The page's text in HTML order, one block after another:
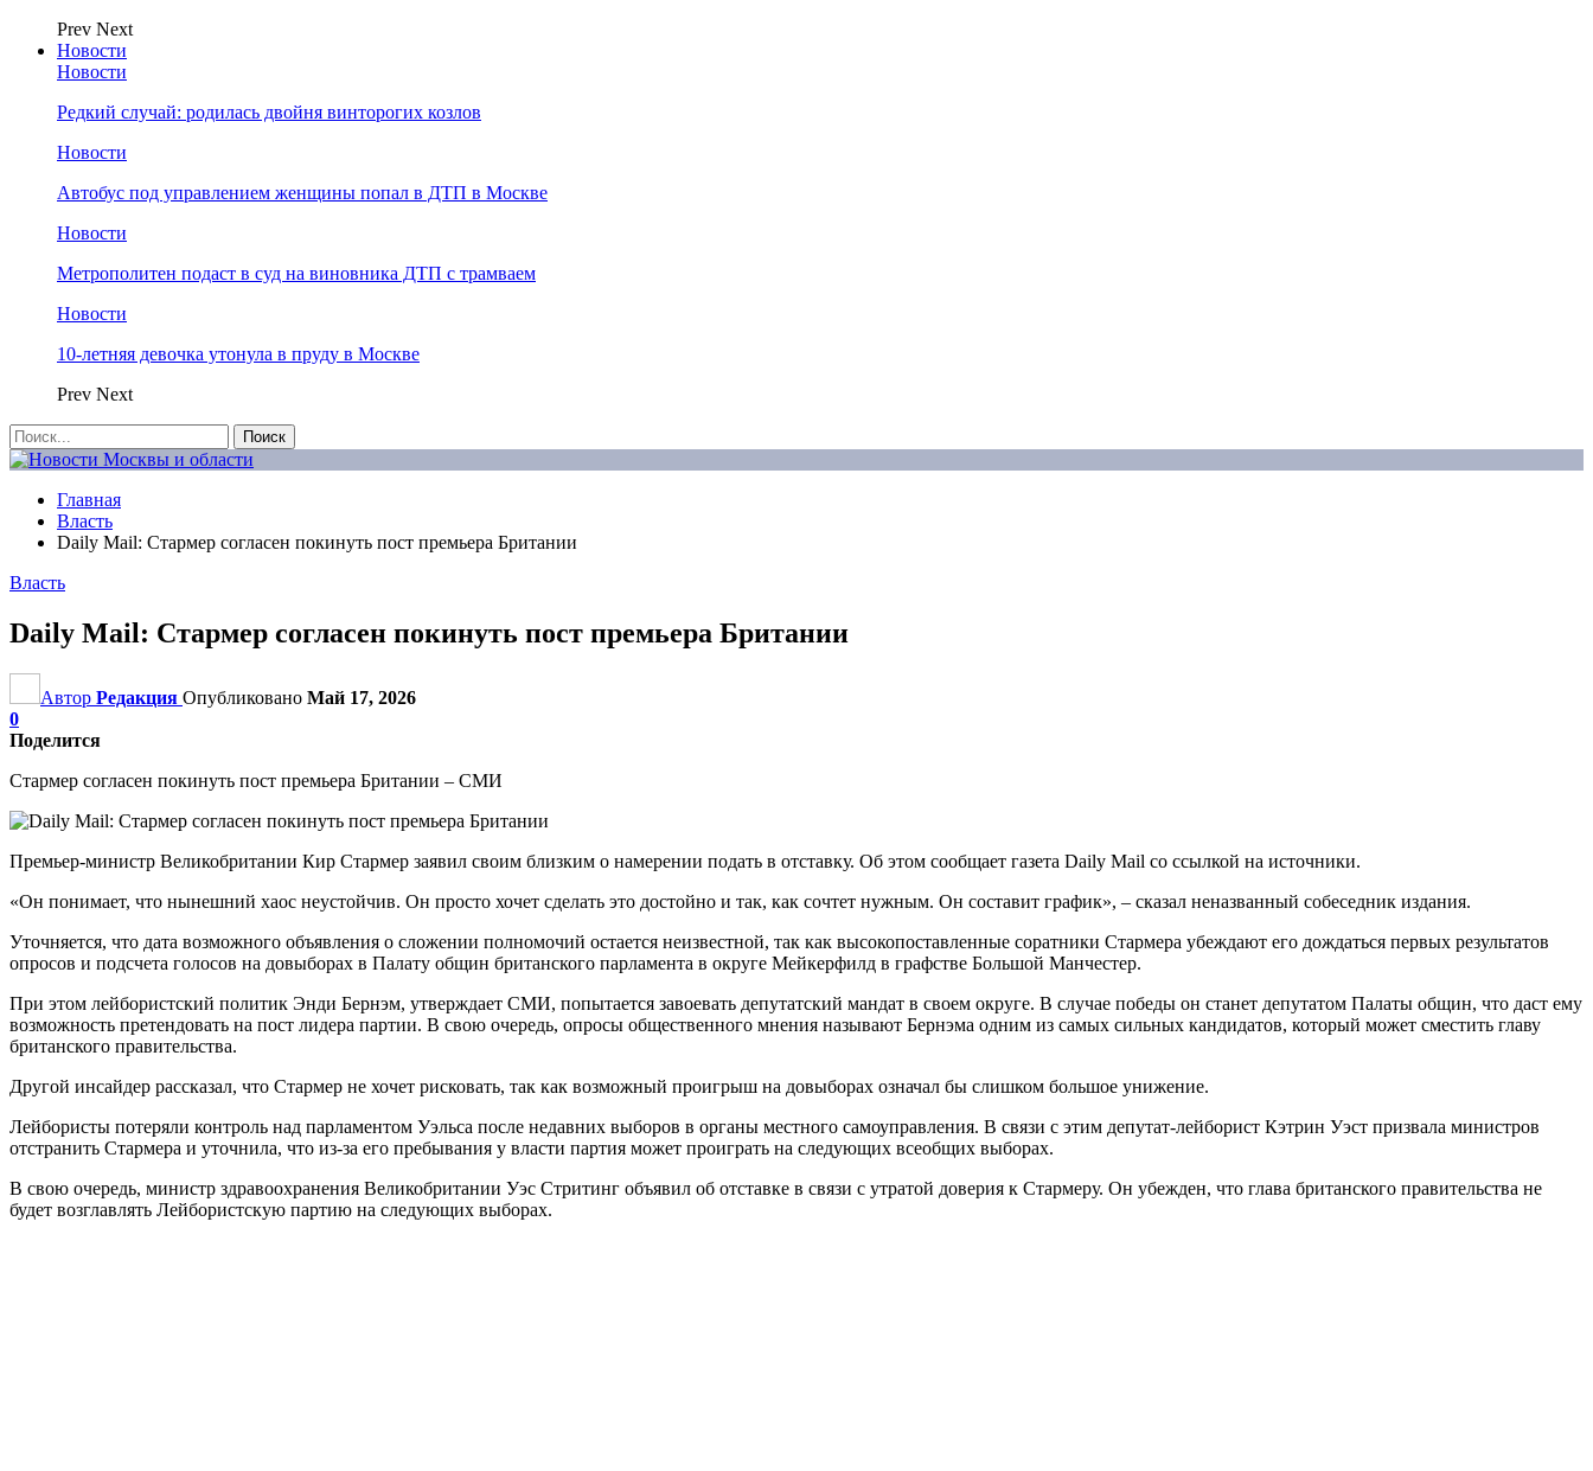
Prev Next
Новости
Новости
Редкий случай: родилась двойня винторогих козлов
Новости
Автобус под управлением женщины попал в ДТП в Москве
Новости
Метрополитен подаст в суд на виновника ДТП с трамваем
Новости
10-летняя девочка утонула в пруду в Москве
Prev Next
Главная
Власть
Daily Mail: Стармер согласен покинуть пост премьера Британии
Власть
Daily Mail: Стармер согласен покинуть пост премьера Британии
Автор Редакция Опубликовано Май 17, 2026
0
Поделится
Стармер согласен покинуть пост премьера Британии – СМИ
Премьер-министр Великобритании Кир Стармер заявил своим близким о намерении подать в отставку. Об этом сообщает газета Daily Mail со ссылкой на источники.
«Он понимает, что нынешний хаос неустойчив. Он просто хочет сделать это достойно и так, как сочтет нужным. Он составит график», – сказал неназванный собеседник издания.
Уточняется, что дата возможного объявления о сложении полномочий остается неизвестной, так как высокопоставленные соратники Стармера убеждают его дождаться первых результатов
опросов и подсчета голосов на довыборах в Палату общин британского парламента в округе Мейкерфилд в графстве Большой Манчестер.
При этом лейбористский политик Энди Бернэм, утверждает СМИ, попытается завоевать депутатский мандат в своем округе. В случае победы он станет депутатом Палаты общин, что даст ему
возможность претендовать на пост лидера партии. В свою очередь, опросы общественного мнения называют Бернэма одним из самых сильных кандидатов, который может сместить главу
британского правительства.
Другой инсайдер рассказал, что Стармер не хочет рисковать, так как возможный проигрыш на довыборах означал бы слишком большое унижение.
Лейбористы потеряли контроль над парламентом Уэльса после недавних выборов в органы местного самоуправления. В связи с этим депутат-лейборист Кэтрин Уэст призвала министров
отстранить Стармера и уточнила, что из-за его пребывания у власти партия может проиграть на следующих всеобщих выборах.
В свою очередь, министр здравоохранения Великобритании Уэс Стритинг объявил об отставке в связи с утратой доверия к Стармеру. Он убежден, что глава британского правительства не
будет возглавлять Лейбористскую партию на следующих выборах.